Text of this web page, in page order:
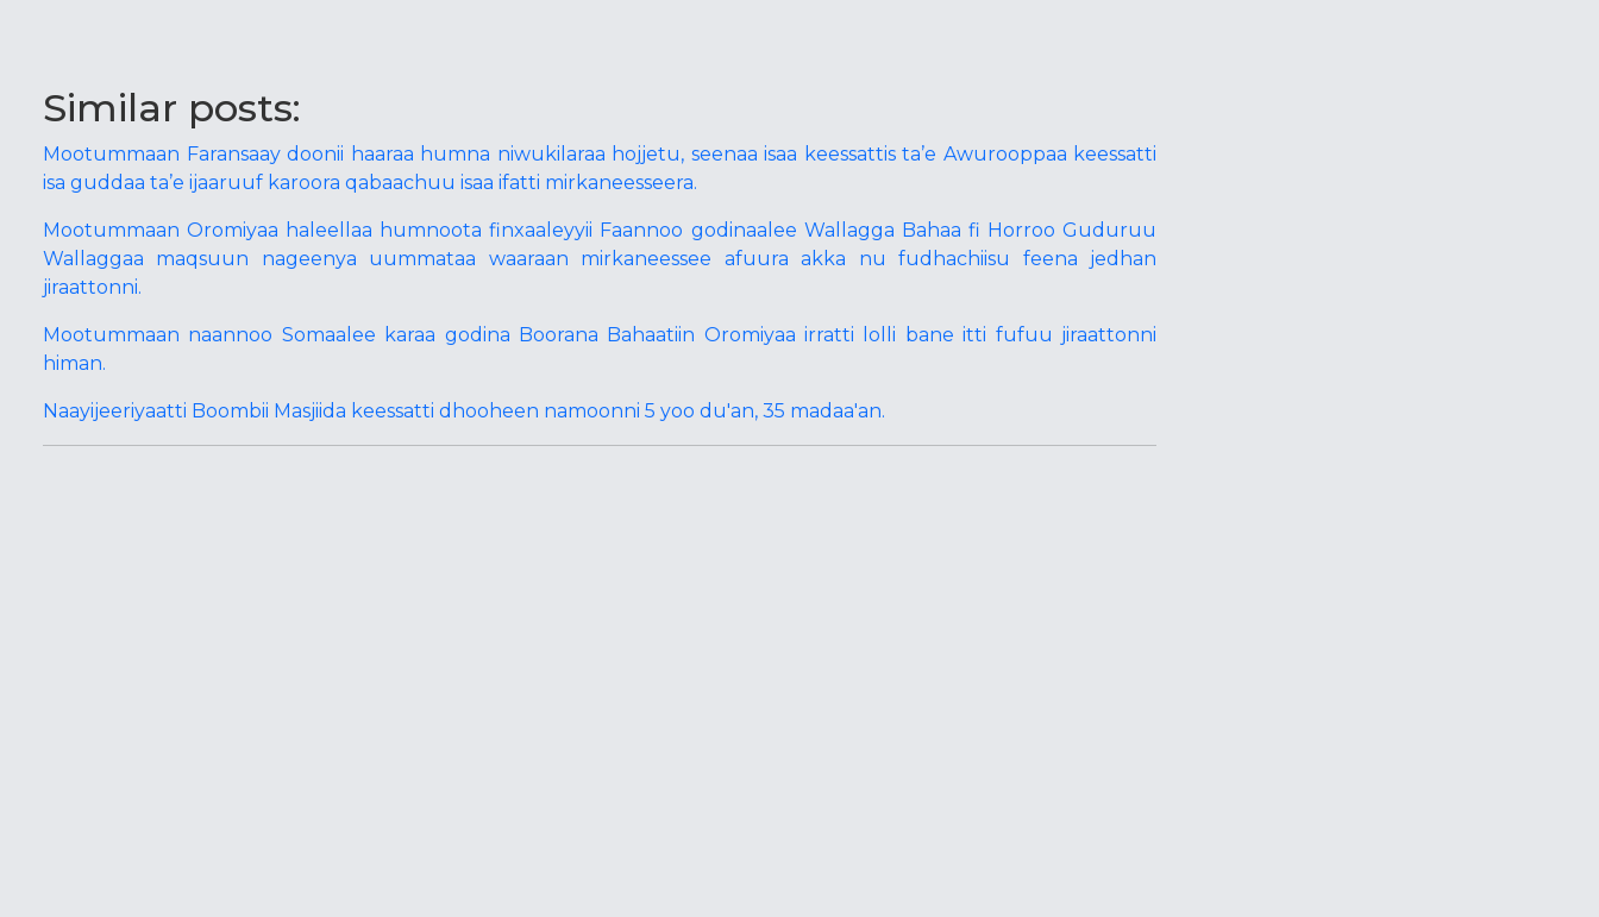
Similar posts:
Mootummaan Faransaay doonii haaraa humna niwukilaraa hojjetu, seenaa isaa keessattis ta’e Awurooppaa keessatti
isa guddaa ta’e ijaaruuf karoora qabaachuu isaa ifatti mirkaneesseera.
Mootummaan Oromiyaa haleellaa humnoota finxaaleyyii Faannoo godinaalee Wallagga Bahaa fi Horroo Guduruu
Wallaggaa maqsuun nageenya uummataa waaraan mirkaneessee afuura akka nu fudhachiisu feena jedhan
jiraattonni.
Mootummaan naannoo Somaalee karaa godina Boorana Bahaatiin Oromiyaa irratti lolli bane itti fufuu jiraattonni
himan.
Naayijeeriyaatti Boombii Masjiida keessatti dhooheen namoonni 5 yoo du'an, 35 madaa'an.